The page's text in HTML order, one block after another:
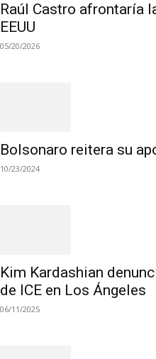
Raúl Castro afrontaría
EEUU
05/20/2026
Bolsonaro reitera su
10/23/2024
Kim Kardashian
de ICE en Los Ángeles
06/11/2025